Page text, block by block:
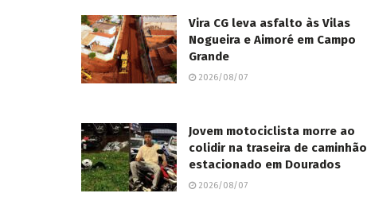
Vira CG leva asfalto às Vilas
Nogueira e Aimoré em Campo
Grande
2026/08/07
Jovem motociclista morre ao
colidir na traseira de caminhão
estacionado em Dourados
2026/08/07